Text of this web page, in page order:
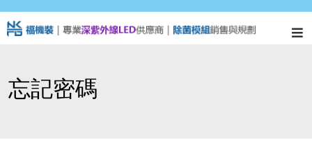
忘記密碼